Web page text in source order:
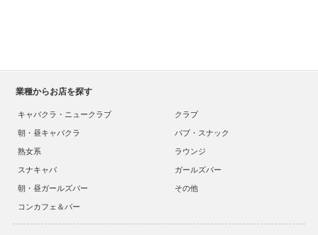
業種からお店を探す
キャバクラ・ニュークラブ
クラブ
朝・昼キャバクラ
パブ・スナック
熟女系
ラウンジ
スナキャバ
ガールズバー
朝・昼ガールズバー
その他
コンカフェ＆バー